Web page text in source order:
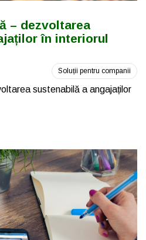
– dezvoltarea
în interiorul
Soluții pentru companii
sustenabilă a angajaților